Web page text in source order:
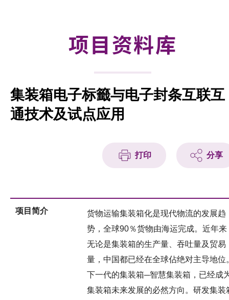
征求研发项目计划书
项目伙伴
项目资料库
集装箱电子标籤与电子封条互联互
通技术及试点应用
打印 分享
项目简介
货物运输集装箱化是现代物流的发展趋
势，全球90％货物由海运完成。近年来
无论是集装箱的生产量、吞吐量及贸易
量，中国都已经在全球佔绝对主导地位
下一代的集装箱─智慧集装箱，已经成
集装箱未来发展的必然方向。研发集装